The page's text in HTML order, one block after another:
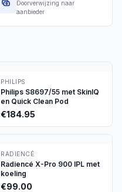
Doorverwijzing naar
aanbieder
PHILIPS
Philips S8697/55 met SkinIQ
en Quick Clean Pod
€184.95
RADIENCÉ
Radiencé X-Pro 900 IPL met
koeling
€99.00